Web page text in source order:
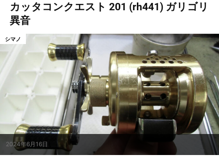
カッタコンクエスト 201 (rh441) ガリゴリ
異音
2024年6月16日
シマノ